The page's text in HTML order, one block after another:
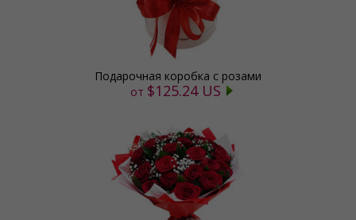
Подарочная коробка с розами
от $125.24 US